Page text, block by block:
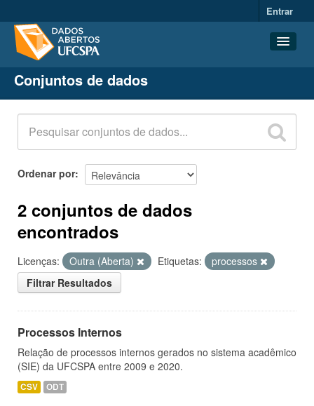
Entrar
Conjuntos de dados
Organizações
Grupos
Sobre
Conjuntos de dados
Ordenar por
2 conjuntos de dados
encontrados
Licenças: Outra (Aberta) Etiquetas:
processos
Filtrar Resultados
Processos Internos
Relação de processos internos gerados no sistema acadêmico
(SIE) da UFCSPA entre 2009 e 2020.
CSV ODT